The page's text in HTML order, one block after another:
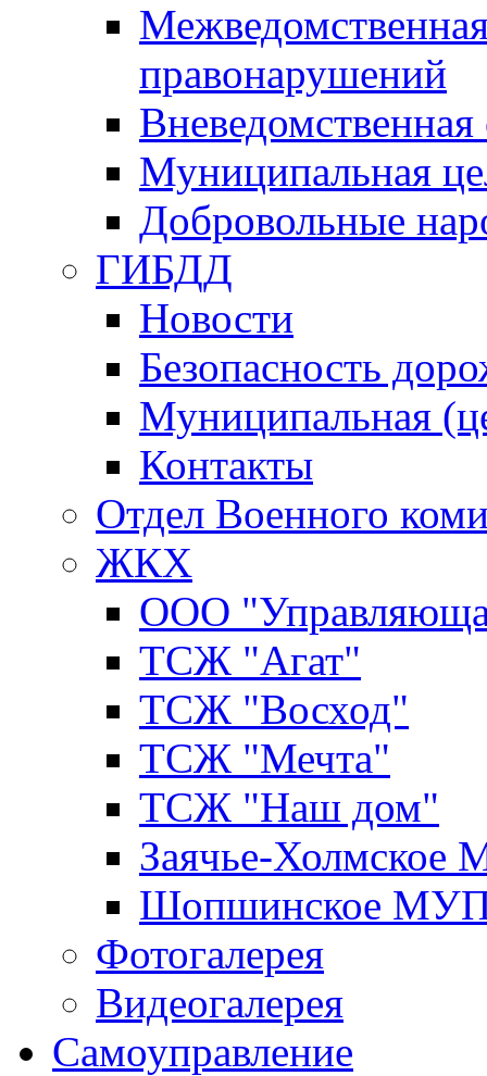
правонарушений
Вневедомственная
Муниципальная
Добровольные
ГИБДД
Новости
Безопасность
Муниципальная
Контакты
Отдел Военного
ЖКХ
ООО
ТСЖ "Агат"
ТСЖ "Восход"
ТСЖ "Мечта"
ТСЖ "Наш дом"
Заячье-
Шопшинское
Фотогалерея
Видеогалерея
Самоуправление